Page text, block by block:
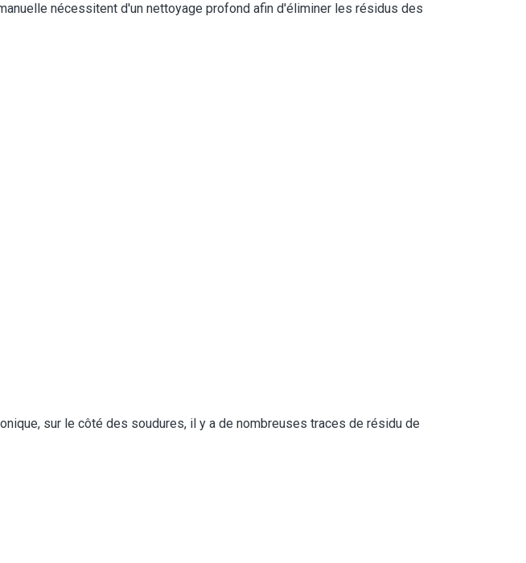
nécessitent d'un nettoyage profond afin d'éliminer les résidus des
sur le côté des soudures, il y a de nombreuses traces de résidu de